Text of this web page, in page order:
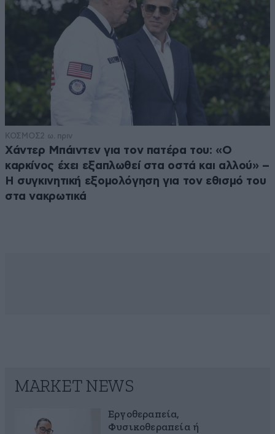
ΚΟΣΜΟΣ2 ω. πριν
Χάντερ Μπάιντεν για τον πατέρα του: «Ο
καρκίνος έχει εξαπλωθεί στα οστά και αλλού» –
Η συγκινητική εξομολόγηση για τον εθισμό του
στα νακρωτικά
MARKET NEWS
Εργοθεραπεία,
Φυσικοθεραπεία ή